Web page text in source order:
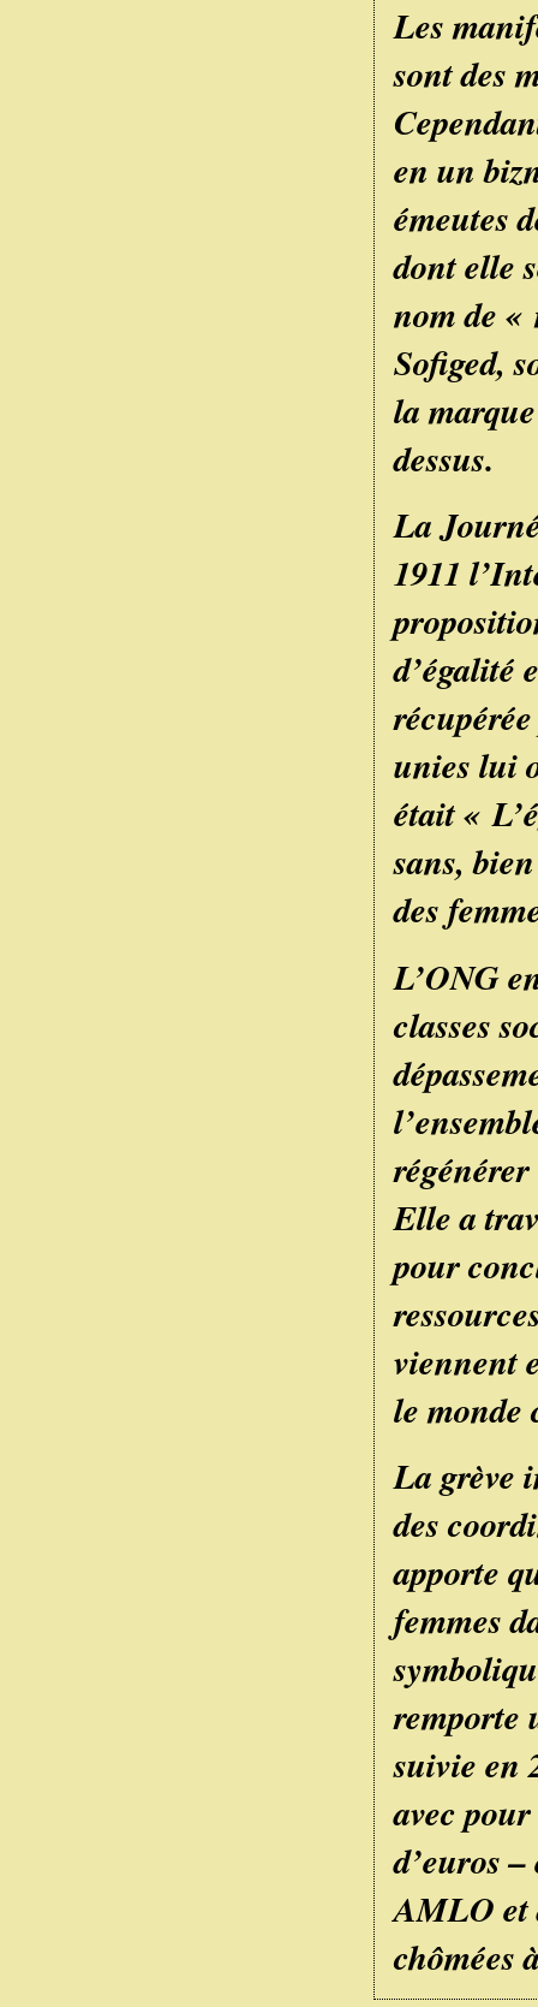
Les
sont des
en un
émeutes
dont elle
nom de «
Sofiged,
la
dessus.
La
1911
d’égalité
unies lui
était «
sans,
des
L’ONG
classes
Elle a
pour
viennent
le monde
La grève
des
apporte
femmes
remporte
suivie en
avec
d’euros
AMLO et
chômées